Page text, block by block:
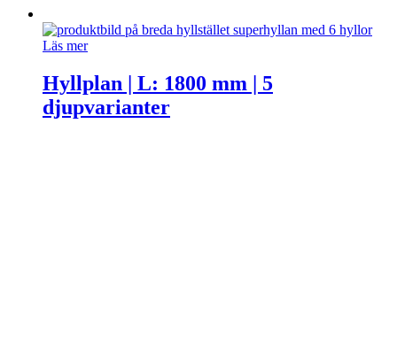
Läs mer
Hyllplan | L: 1800 mm | 5
djupvarianter